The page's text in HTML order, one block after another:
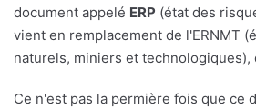
document appelé ERP (état des
vient en remplacement de l'ERNMT
naturels, miniers et technologiques),
Ce n'est pas la permière fois que ce